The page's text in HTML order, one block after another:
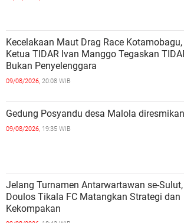
Kecelakaan Maut Drag Race Kotamobagu,
Ketua TIDAR Ivan Manggo Tegaskan
Bukan Penyelenggara
09/08/2026, 20:08 WIB
Gedung Posyandu desa Malola diresmikan
09/08/2026, 19:35 WIB
Jelang Turnamen Antarwartawan se-Sulut,
Doulos Tikala FC Matangkan Strategi dan
Kekompakan